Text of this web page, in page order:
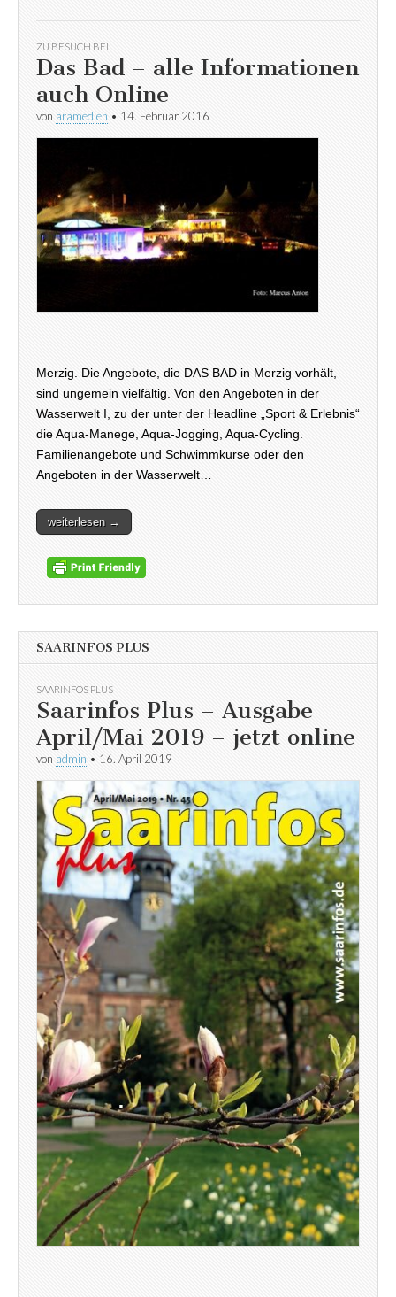
ZU BESUCH BEI
Das Bad – alle Informationen
auch Online
von aramedien • 14. Februar 2016
Merzig. Die Angebote, die DAS BAD in Merzig vorhält,
sind ungemein vielfältig. Von den Angeboten in der
Wasserwelt I, zu der unter der Headline „Sport & Erlebnis“
die Aqua-Manege, Aqua-Jogging, Aqua-Cycling.
Familienangebote und Schwimmkurse oder den
Angeboten in der Wasserwelt…
weiterlesen →
SAARINFOS PLUS
SAARINFOS PLUS
Saarinfos Plus – Ausgabe
April/Mai 2019 – jetzt online
von admin • 16. April 2019